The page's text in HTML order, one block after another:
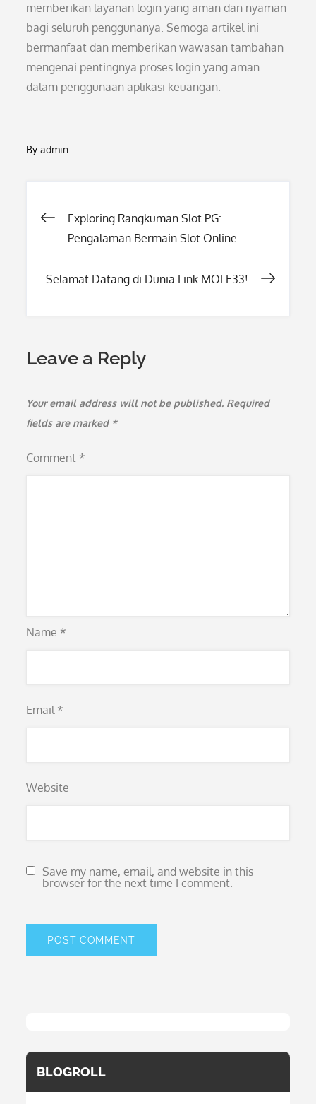
memberikan layanan login yang aman dan nyaman
bagi seluruh penggunanya. Semoga artikel ini
bermanfaat dan memberikan wawasan tambahan
mengenai pentingnya proses login yang aman
dalam penggunaan aplikasi keuangan.
Byadmin
Post
Exploring Rangkuman Slot PG:
Pengalaman Bermain Slot Online
Selamat Datang di Dunia Link MOLE33!
Leave a Reply
Your email address will not be published. Required
fields are marked *
Comment *
Name *
Email *
Website
Save my name, email, and website in this
browser for the next time I comment.
BLOGROLL